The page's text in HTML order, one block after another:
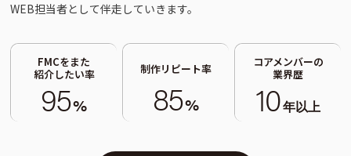
WEB担当者として伴走していきます。
FMCをまた
紹介したい率
95%
制作リピート率
85%
コアメンバーの
業界歴
10年以上